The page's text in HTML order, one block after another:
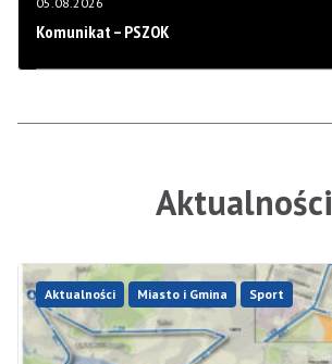
Komunikat – PSZOK
Aktualności
Aktualności Miasto i Gmina Sport